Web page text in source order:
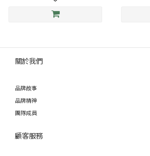
關於我們
品牌故事
品牌精神
團隊成員
顧客服務